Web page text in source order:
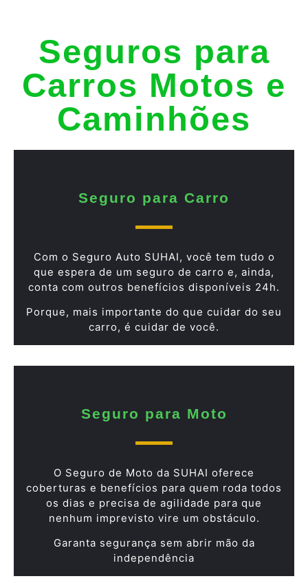
Seguros para
Carros Motos e
Caminhões
Seguro para Carro
Com o Seguro Auto SUHAI, você tem tudo o
que espera de um seguro de carro e, ainda,
conta com outros benefícios disponíveis 24h.
Porque, mais importante do que cuidar do seu
carro, é cuidar de você.
Seguro para Moto
O Seguro de Moto da SUHAI oferece
coberturas e benefícios para quem roda todos
os dias e precisa de agilidade para que
nenhum imprevisto vire um obstáculo.
Garanta segurança sem abrir mão da
independência